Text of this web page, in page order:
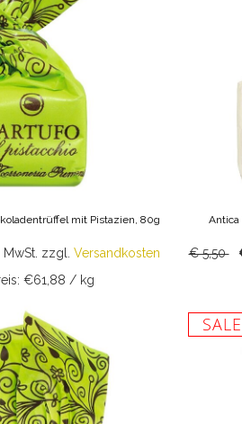
mit Pistazien, 80g
MwSt. zzgl. Versandkosten
€61,88 / kg
Antica
€ 5,50
SALE